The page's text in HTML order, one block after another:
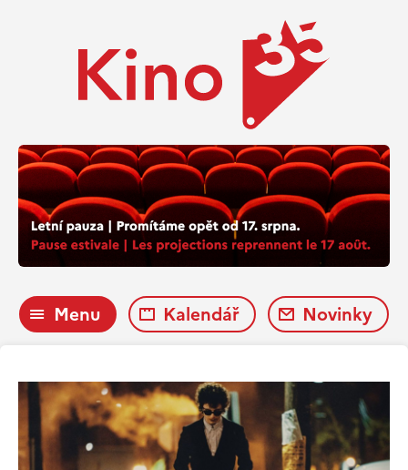
Menu Kalendář Novinky